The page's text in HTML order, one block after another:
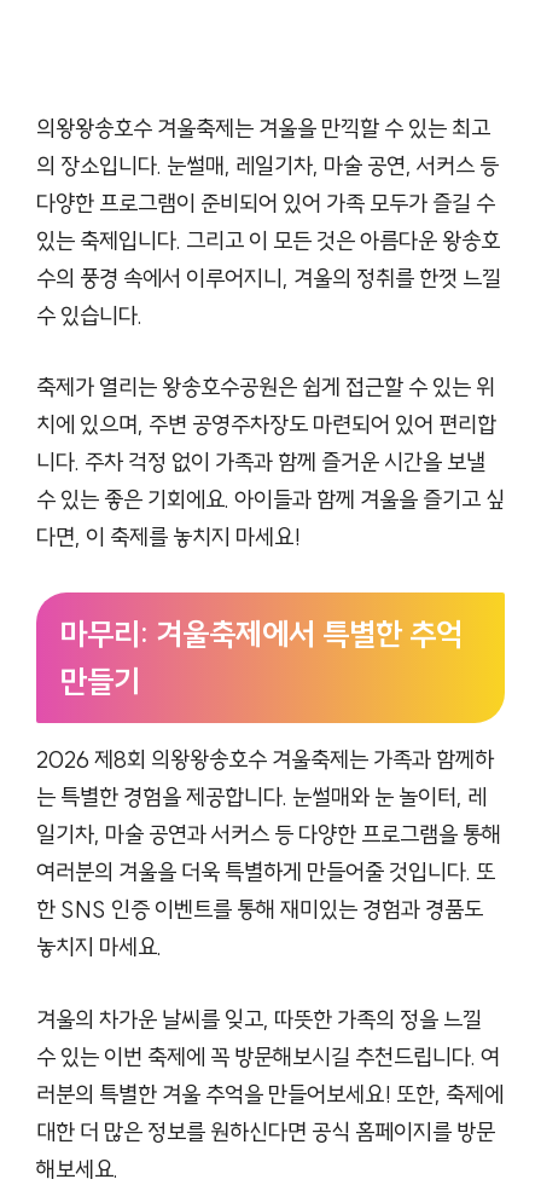
의왕왕송호수 겨울축제는 겨울을 만끽할 수 있는 최고
의 장소입니다. 눈썰매, 레일기차, 마술 공연, 서커스 등
다양한 프로그램이 준비되어 있어 가족 모두가 즐길 수
있는 축제입니다. 그리고 이 모든 것은 아름다운 왕송호
수의 풍경 속에서 이루어지니, 겨울의 정취를 한껏 느낄
수 있습니다.
축제가 열리는 왕송호수공원은 쉽게 접근할 수 있는 위
치에 있으며, 주변 공영주차장도 마련되어 있어 편리합
니다. 주차 걱정 없이 가족과 함께 즐거운 시간을 보낼
수 있는 좋은 기회에요. 아이들과 함께 겨울을 즐기고 싶
다면, 이 축제를 놓치지 마세요!
마무리: 겨울축제에서 특별한 추억
만들기
2026 제8회 의왕왕송호수 겨울축제는 가족과 함께하
는 특별한 경험을 제공합니다. 눈썰매와 눈 놀이터, 레
일기차, 마술 공연과 서커스 등 다양한 프로그램을 통해
여러분의 겨울을 더욱 특별하게 만들어줄 것입니다. 또
한 SNS 인증 이벤트를 통해 재미있는 경험과 경품도
놓치지 마세요.
겨울의 차가운 날씨를 잊고, 따뜻한 가족의 정을 느낄
수 있는 이번 축제에 꼭 방문해보시길 추천드립니다. 여
러분의 특별한 겨울 추억을 만들어보세요! 또한, 축제에
대한 더 많은 정보를 원하신다면 공식 홈페이지를 방문
해보세요.